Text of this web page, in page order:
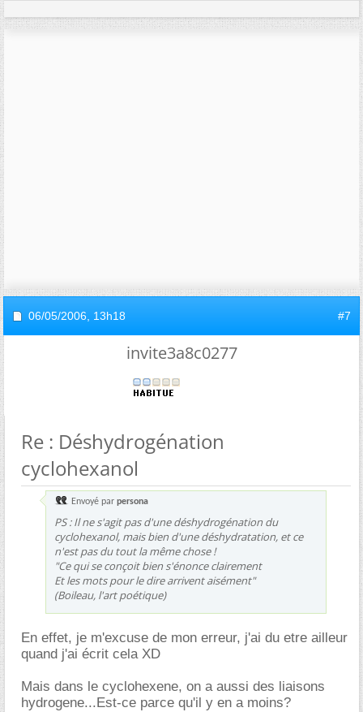
06/05/2006, 13h18 #7
invite3a8c0277
Re : Déshydrogénation
cyclohexanol
Envoyé par persona
PS : Il ne s'agit pas d'une déshydrogénation du
cyclohexanol, mais bien d'une déshydratation, et ce
n'est pas du tout la même chose !
"Ce qui se conçoit bien s'énonce clairement
Et les mots pour le dire arrivent aisément"
(Boileau, l'art poétique)
En effet, je m'excuse de mon erreur, j'ai du etre ailleur
quand j'ai écrit cela XD
Mais dans le cyclohexene, on a aussi des liaisons
hydrogene...Est-ce parce qu'il y en a moins?